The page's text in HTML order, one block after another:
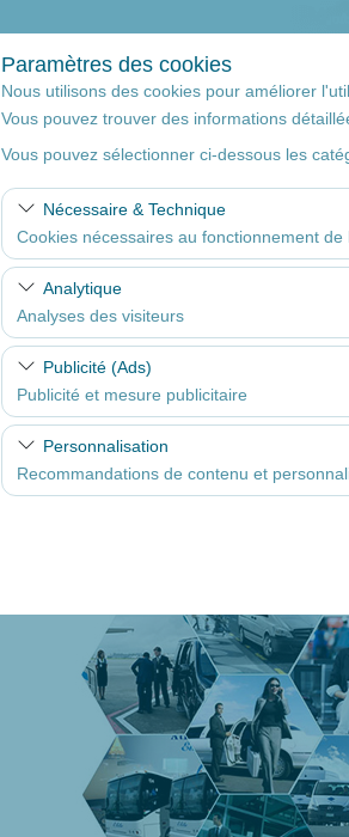
Paramètres des cookies
Nous utilisons des cookies pour améliorer
Vous pouvez trouver des informations
Vous pouvez sélectionner ci-dessous les
Nécessaire & Technique
Cookies nécessaires au fonctionnement
Ces cookies sont nécessaires au bon
fonctionnalités de base. Ils ne peuvent pas
Analytique
Analyses des visiteurs
Ces cookies nous permettent d’analyser
consultées, comportements des
web et améliorer continuellement
Publicité (Ads)
Publicité et mesure publicitaire
Ces cookies nous permettent d’afficher
mesurer l’efficacité de nos campagnes
Personnalisation
Recommandations de contenu et
conservant vos paramètres d’interface